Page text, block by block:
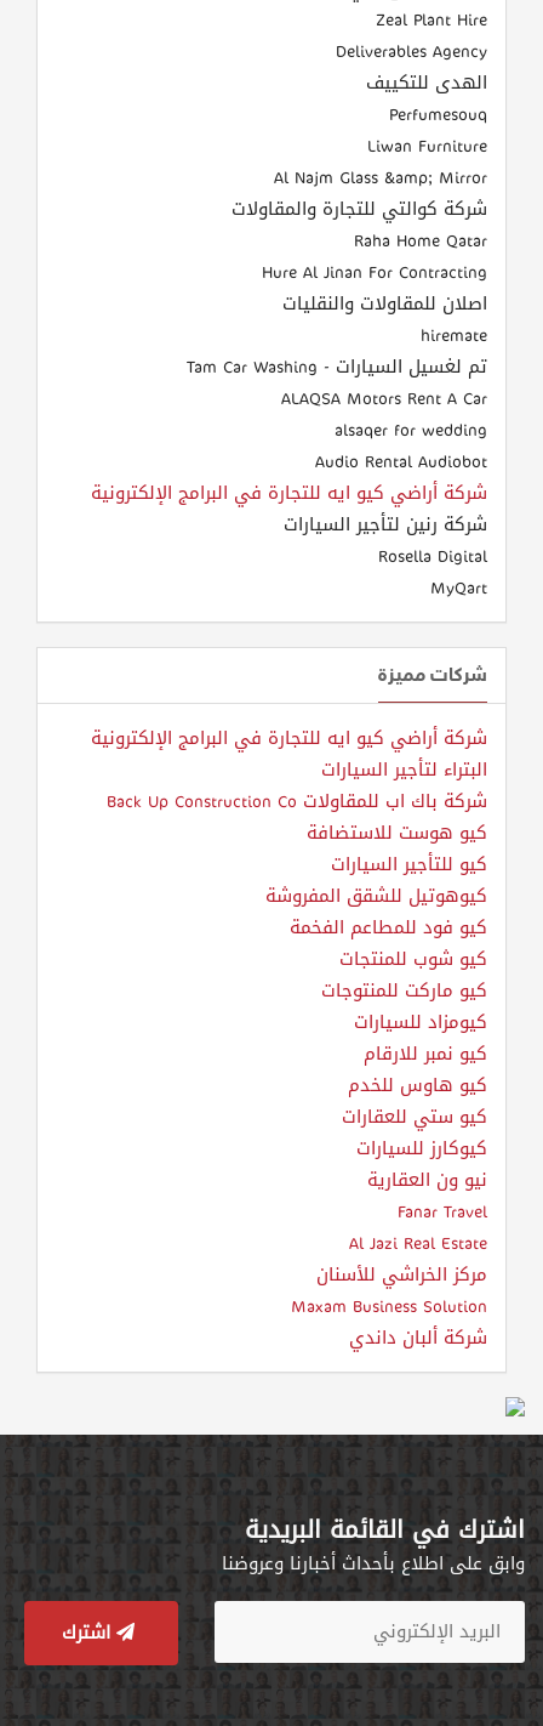
Zeal Plant Hire
Deliverables Agency
الهدى للتكييف
Perfumesouq
Liwan Furniture
Al Najm Glass &amp; Mirror
شركة كوالتي للتجارة والمقاولات
Raha Home Qatar
Hure Al Jinan For Contracting
اصلان للمقاولات والنقليات
hiremate
تم لغسيل السيارات - Tam Car Washing
ALAQSA Motors Rent A Car
alsaqer for wedding
Audio Rental Audiobot
شركة أراضي كيو ايه للتجارة في البرامج الإلكترونية
شركة رنين لتأجير السيارات
Rosella Digital
MyQart
شركات مميزة
شركة أراضي كيو ايه للتجارة في البرامج الإلكترونية
البتراء لتأجير السيارات
شركة باك اب للمقاولات Back Up Construction Co
كيو هوست للاستضافة
كيو للتأجير السيارات
كيوهوتيل للشقق المفروشة
كيو فود للمطاعم الفخمة
كيو شوب للمنتجات
كيو ماركت للمنتوجات
كيومزاد للسيارات
كيو نمبر للارقام
كيو هاوس للخدم
كيو ستي للعقارات
كيوكارز للسيارات
نيو ون العقارية
Fanar Travel
Al Jazi Real Estate
مركز الخراشي للأسنان
Maxam Business Solution
شركة ألبان داندي
اشترك في القائمة البريدية
وابق على اطلاع بأحداث أخبارنا وعروضنا
اشترك